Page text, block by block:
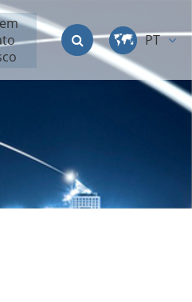
PT
français